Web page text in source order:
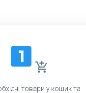
looks_one add_shopping_cart
товари у кошик та